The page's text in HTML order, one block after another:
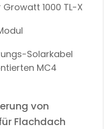
1000 TL-X
Solarkabel
MC4
von
Flachdach